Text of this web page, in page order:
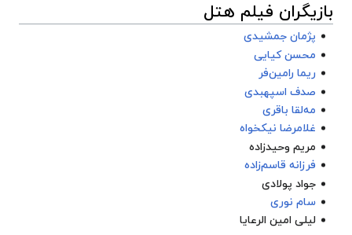
بازیگران فیلم هتل
پژمان جمشیدی
محسن کیایی
ریما رامین‌فر
صدف اسپهبدی
مه‌لقا باقری
غلامرضا نیکخواه
مریم وحیدزاده
فرزانه قاسم‌زاده
جواد پولادی
سام نوری
لیلی امین الرعایا